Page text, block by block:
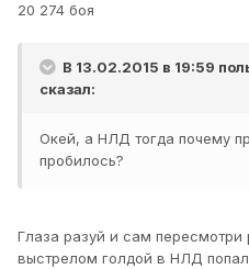
20 274 боя
В 13.02.2015 в 19:59
сказал:
Окей, а НЛД тогда почему
пробилось?
Глаза разуй и сам пересмотри
выстрелом голдой в НЛД